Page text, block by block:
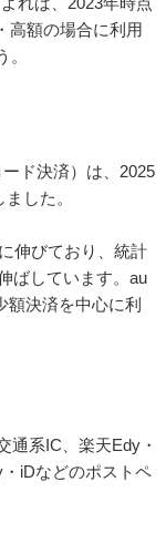
高額の場合に利用
ド決済）は、2025
した。
伸びており、統計
ばしています。au
額決済を中心に利
通系IC、楽天Edy・
iDなどのポストペ